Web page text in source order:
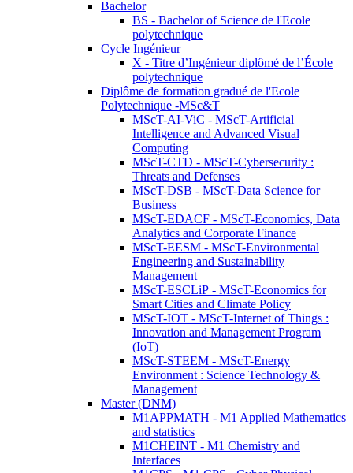
Bachelor
BS - Bachelor of Science de l'Ecole
polytechnique
Cycle Ingénieur
X - Titre d’Ingénieur diplômé de l’École
polytechnique
Diplôme de formation gradué de l'Ecole
Polytechnique -MSc&T
MScT-AI-ViC - MScT-Artificial
Intelligence and Advanced Visual
Computing
MScT-CTD - MScT-Cybersecurity :
Threats and Defenses
MScT-DSB - MScT-Data Science for
Business
MScT-EDACF - MScT-Economics, Data
Analytics and Corporate Finance
MScT-EESM - MScT-Environmental
Engineering and Sustainability
Management
MScT-ESCLiP - MScT-Economics for
Smart Cities and Climate Policy
MScT-IOT - MScT-Internet of Things :
Innovation and Management Program
(IoT)
MScT-STEEM - MScT-Energy
Environment : Science Technology &
Management
Master (DNM)
M1APPMATH - M1 Applied Mathematics
and statistics
M1CHEINT - M1 Chemistry and
Interfaces